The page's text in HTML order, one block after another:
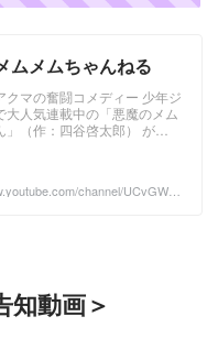
ムメムちゃんねる
クマの奮闘コメディー 少年ジ
大人気連載中の「悪魔のメム
」（作：四谷啓太郎） が
コミックス 好
channel/UCvGW3N
知動画＞